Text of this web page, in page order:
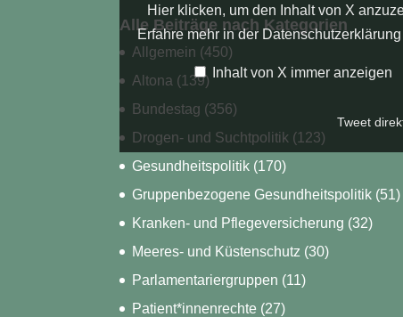
Hier klicken, um den Inhalt von X
Erfahre mehr in der
Inhalt von X immer anzeigen
Tweet
Alle Beiträge nach Kategorien
Allgemein (450)
Altona (139)
Bundestag (356)
Drogen- und Suchtpolitik (123)
Gesundheitspolitik (170)
Gruppenbezogene Gesundheitspolitik (51)
Kranken- und Pflegeversicherung (32)
Meeres- und Küstenschutz (30)
Parlamentariergruppen (11)
Patient*innenrechte (27)